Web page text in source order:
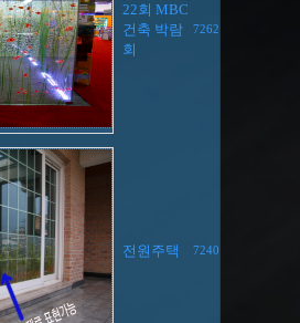
22회 MBC
건축 박람
회
7262
전원주택 7240